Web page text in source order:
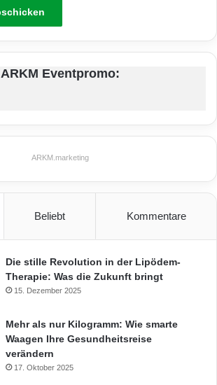
ARKM Eventpromo:
ARKM.marketing
Beliebt Kommentare
Die stille Revolution in der Lipödem-
Therapie: Was die Zukunft bringt
15. Dezember 2025
Mehr als nur Kilogramm: Wie smarte
Waagen Ihre Gesundheitsreise
verändern
17. Oktober 2025